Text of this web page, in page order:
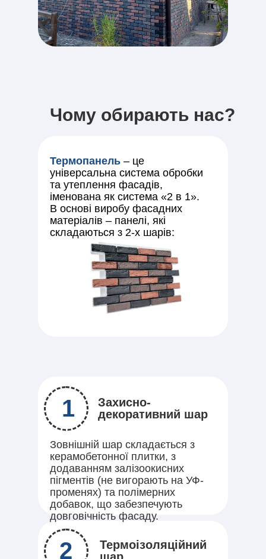
Термоізоляційний
2
Захисно-
декоративний шар
1
Зовнішній шар складається з
керамобетонної плитки, з
додаванням залізоокисних
пігментів (не вигорають на УФ-
променях) та полімерних
добавок, що забезпечують
довговічність фасаду.
Чому обирають нас?
Термопанель – це
універсальна система обробки
та утеплення фасадів,
іменована як система «2 в 1».
В основі виробу фасадних
матеріалів – панелі, які
складаються з 2-х шарів: